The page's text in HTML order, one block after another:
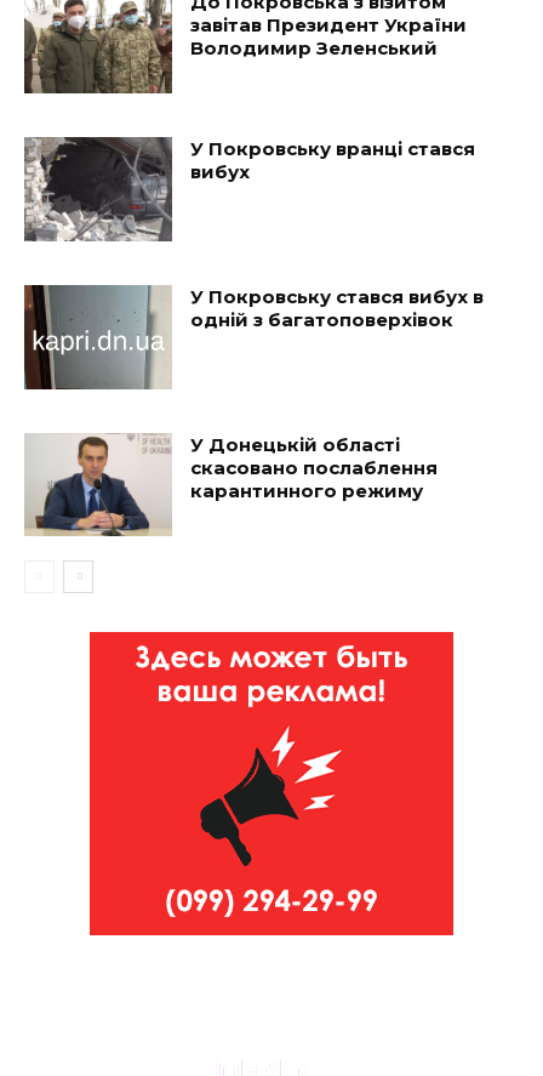
завітав Президент України
Володимир Зеленський
У Покровську вранці стався
вибух
У Покровську стався вибух в
одній з багатоповерхівок
У Донецькій області
скасовано послаблення
карантинного режиму